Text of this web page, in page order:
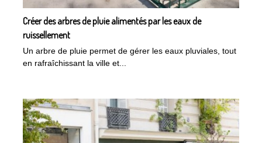
Créer des arbres de pluie alimentés par les eaux de
ruissellement
Un arbre de pluie permet de gérer les eaux pluviales, tout
en rafraîchissant la ville et...